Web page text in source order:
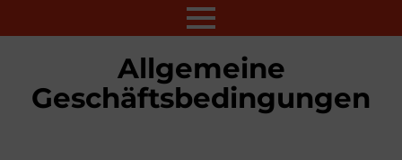
Menu
Allgemeine
Geschäftsbedingungen